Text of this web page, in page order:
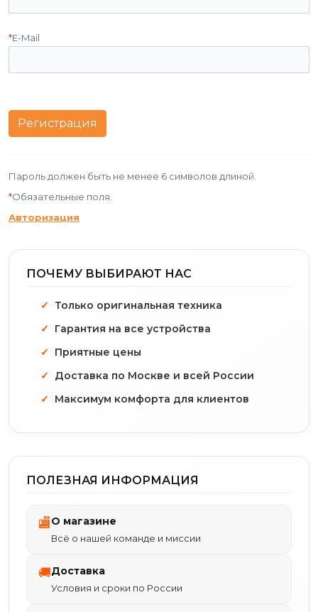
*E-Mail
Пароль должен быть не менее 6 символов длиной.
*Обязательные поля.
Авторизация
ПОЧЕМУ ВЫБИРАЮТ НАС
Только оригинальная техника
Гарантия на все устройства
Приятные цены
Доставка по Москве и всей России
Максимум комфорта для клиентов
ПОЛЕЗНАЯ ИНФОРМАЦИЯ
🏬О магазине
Всё о нашей команде и миссии
🚚Доставка
Условия и сроки по России